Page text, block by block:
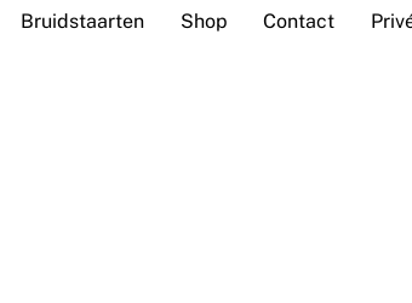
Bruidstaarten Shop Contact